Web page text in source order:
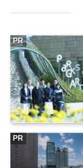
PR
PR